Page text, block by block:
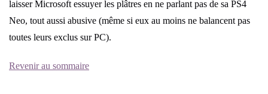
laisser Microsoft essuyer les plâtres en ne parlant pas de sa PS4
Neo, tout aussi abusive (même si eux au moins ne balancent pas
toutes leurs exclus sur PC).
Revenir au sommaire